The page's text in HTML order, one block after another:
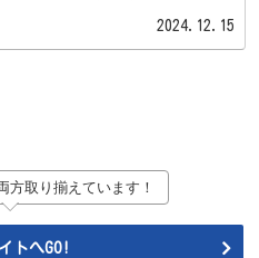
の成長に合わせたセットや混合セットもあり
2024.12.15
方取り揃えています！
トへGO!